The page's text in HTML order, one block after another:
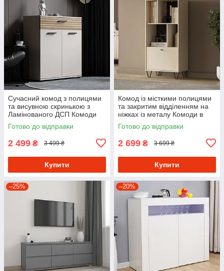
Сучасний комод з полицями
та висувною скринькою з
Ламінованого ДСП Комоди
для передпокою 80 см
шириною
Готово до відправки
2 499 ₴ 3 499 ₴
Купити
Комод із місткими полицями
та закритим відділенням на
ніжках із металу Комоди в
стилі лофт
Готово до відправки
2 699 ₴ 3 699 ₴
Купити
–25% –20%